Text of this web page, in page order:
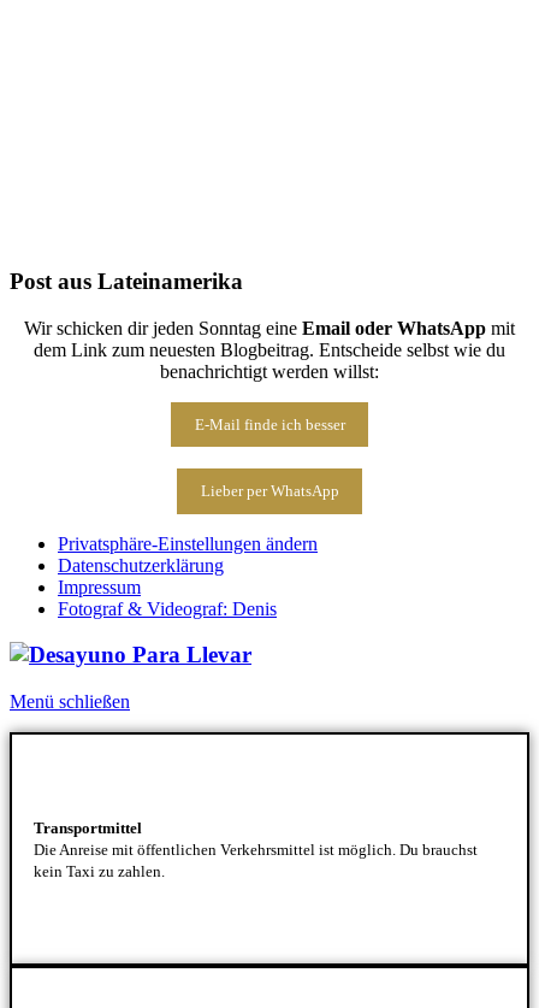
Post aus Lateinamerika
Wir schicken dir jeden Sonntag eine Email oder WhatsApp mit
dem Link zum neuesten Blogbeitrag. Entscheide selbst wie du
benachrichtigt werden willst:
E-Mail finde ich besser
Lieber per WhatsApp
Privatsphäre-Einstellungen ändern
Datenschutzerklärung
Impressum
Fotograf & Videograf: Denis
Menü schließen
Transportmittel
Die Anreise mit öffentlichen Verkehrsmittel ist möglich. Du brauchst
kein Taxi zu zahlen.